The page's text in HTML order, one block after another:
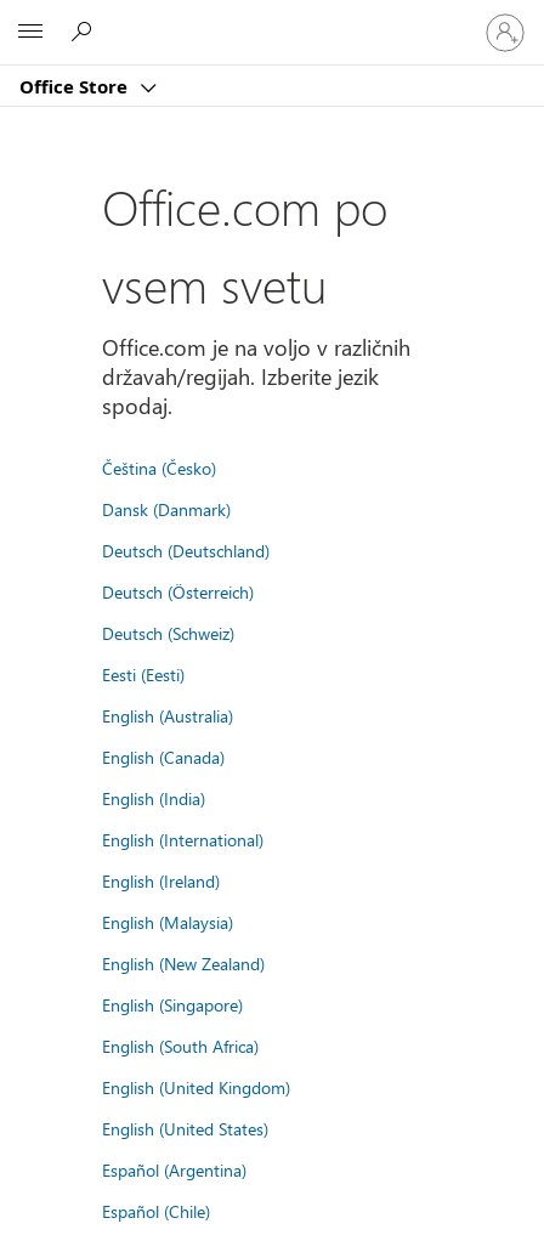
Office Store
Vpišite
se
v
račun
Office.com po
vsem svetu
Office.com je na voljo v različnih
državah/regijah. Izberite jezik
spodaj.
Čeština (Česko)
Dansk (Danmark)
Deutsch (Deutschland)
Deutsch (Österreich)
Deutsch (Schweiz)
Eesti (Eesti)
English (Australia)
English (Canada)
English (India)
English (International)
English (Ireland)
English (Malaysia)
English (New Zealand)
English (Singapore)
English (South Africa)
English (United Kingdom)
English (United States)
Español (Argentina)
Español (Chile)